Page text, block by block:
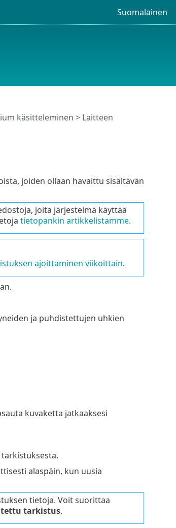
Suomalainen
käsitteleminen > Laitteen
joiden ollaan havaittu sisältävän
joita järjestelmä käyttää
tietopankin artikkelistamme.
ajoittaminen viikoittain.
ja puhdistettujen uhkien
kuvaketta jatkaaksesi
alaspäin, kun uusia
tietoja. Voit suorittaa
tarkistus.